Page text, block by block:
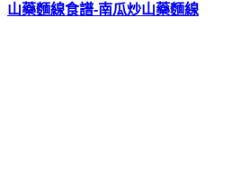
山藥麵線食譜-南瓜炒山藥麵線